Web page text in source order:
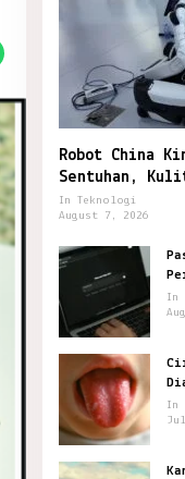
Robot China
Sentuhan,
In Teknologi
August 7, 2026
In
In